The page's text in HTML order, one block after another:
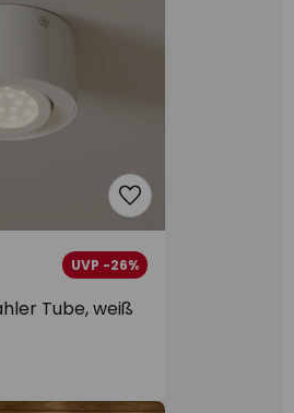
Tube, weiß
UVP -26%